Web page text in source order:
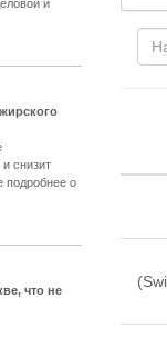
и
снизит
подробнее о
что не